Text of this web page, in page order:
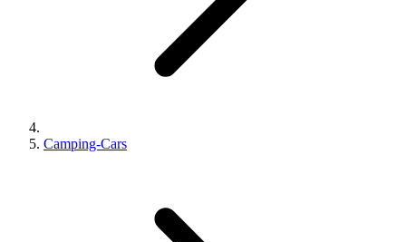
Camping-Cars